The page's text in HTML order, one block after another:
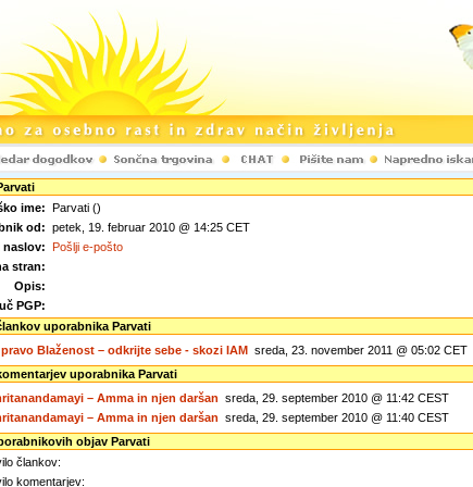
ime: Parvati ()
od: petek, 19. februar 2010 @ 14:25 CET
naslov: Pošlji e-pošto
stran:
Opis:
PGP:
uporabnika Parvati
Blaženost – odkrijte sebe - skozi IAM sreda, 23. november 2011 @ 05:02 CET
uporabnika Parvati
– Amma in njen daršan sreda, 29. september 2010 @ 11:42 CEST
– Amma in njen daršan sreda, 29. september 2010 @ 11:40 CEST
objav Parvati
člankov:
komentarjev: